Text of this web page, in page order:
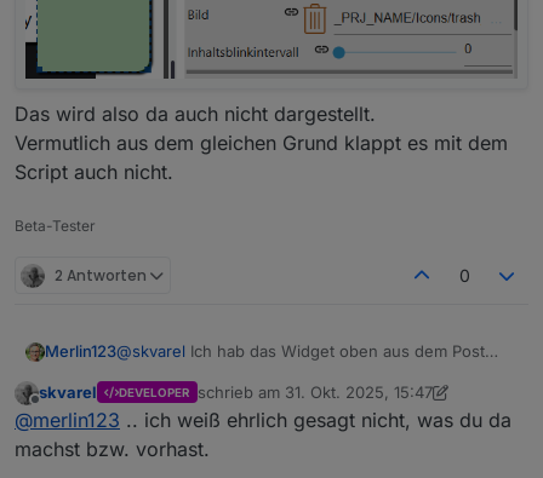
Das wird also da auch nicht dargestellt.
Vermutlich aus dem gleichen Grund klappt es mit dem
Script auch nicht.
Beta-Tester
2 Antworten 0
Merlin123@skvarel Ich hab das Widget oben aus dem Post
Ich denke, das ist irgendwas mit den Pfaden.
Wenn ich in einem Image-Widget das Bild auswähle
sieht das so aus:
Wenn ich euer Widget nehme (also neu in die View
ziehe), dann Inhaltstyp Bild auswähle, dann über die
Auswahl das Icon auswähle sieht es so aus:
Offline
skvarel DEVELOPER schrieb am 31. Okt. 2025, 15:47
zuletzt editiert von skvarel
@merlin123 .. ich weiß ehrlich gesagt nicht, was du da
machst bzw. vorhast.